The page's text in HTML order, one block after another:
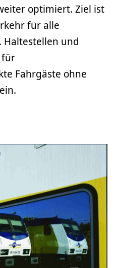
optimiert. Ziel ist
für alle
Haltestellen und
für
Fahrgäste ohne